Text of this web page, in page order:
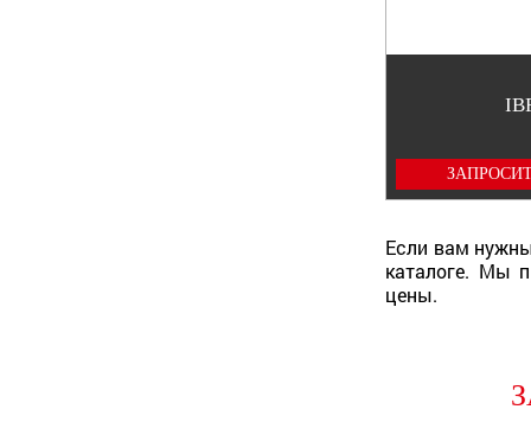
Если вам
каталоге. Мы
цены.